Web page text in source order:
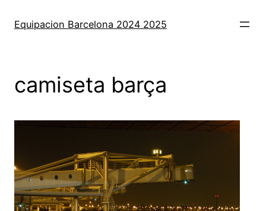
Equipacion Barcelona 2024 2025
camiseta barça